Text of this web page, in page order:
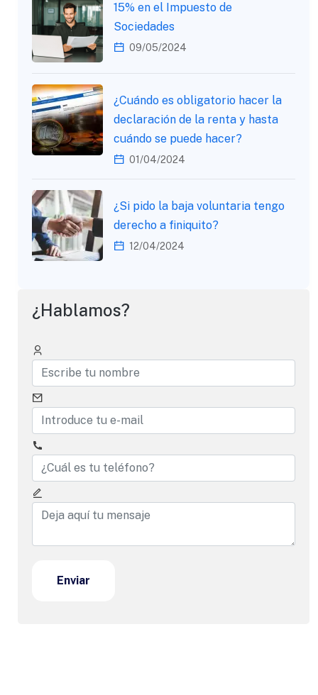
15% en el Impuesto de
Sociedades
09/05/2024
¿Cuándo es obligatorio hacer la
declaración de la renta y hasta
cuándo se puede hacer?
01/04/2024
¿Si pido la baja voluntaria tengo
derecho a finiquito?
12/04/2024
¿Hablamos?
Enviar